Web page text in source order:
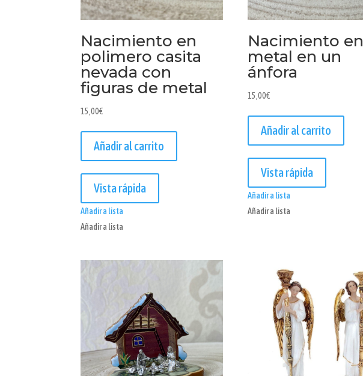
Nacimiento en
polimero casita
nevada con
figuras de metal
15,00€
Añadir al carrito
Vista rápida
Añadir a lista
Añadir a lista
Nacimiento en
metal en un
ánfora
15,00€
Añadir al carrito
Vista rápida
Añadir a lista
Añadir a lista